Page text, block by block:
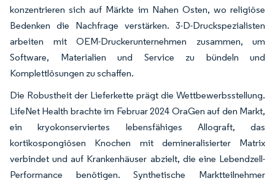
konzentrieren sich auf Märkte im Nahen Osten, wo religiöse
Bedenken die Nachfrage verstärken. 3-D-Druckspezialisten
arbeiten mit OEM-Druckerunternehmen zusammen, um
Software, Materialien und Service zu bündeln und
Komplettlösungen zu schaffen.
Die Robustheit der Lieferkette prägt die Wettbewerbsstellung.
LifeNet Health brachte im Februar 2024 OraGen auf den Markt,
ein kryokonserviertes lebensfähiges Allograft, das
kortikospongiösen Knochen mit demineralisierter Matrix
verbindet und auf Krankenhäuser abzielt, die eine Lebendzell-
Performance benötigen. Synthetische Marktteilnehmer